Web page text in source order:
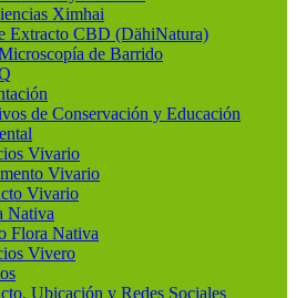
Ximhai
Extracto CBD (DähiNatura)
de Barrido
de Conservación y Educación
Vivario
Vivario
Vivario
Nativa
Flora Nativa
Vivero
Ubicación y Redes Sociales